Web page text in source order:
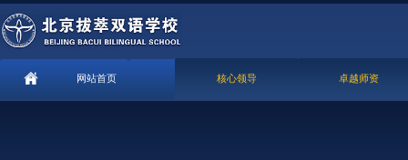
网站首页 核心领导 卓越师资